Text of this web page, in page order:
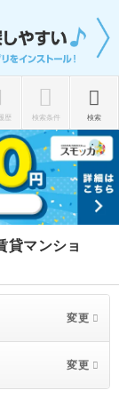
歴 検索条件 検索
貸マンショ
変更
変更